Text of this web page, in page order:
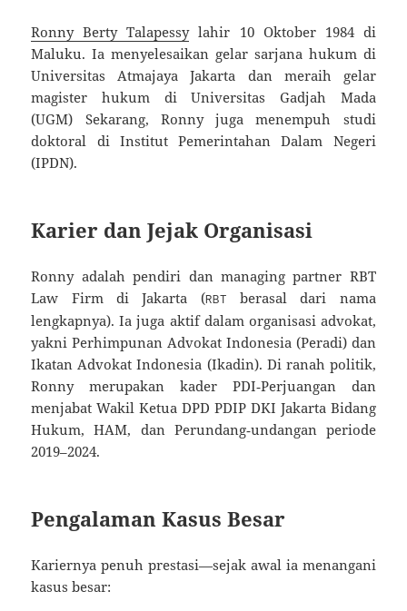
Ronny Berty Talapessylahir 10 Oktober 1984 di
Maluku. Ia menyelesaikan gelar sarjana hukum di
Universitas Atmajaya Jakarta dan meraih gelar
magister hukum di Universitas Gadjah Mada
(UGM)
Sekarang, Ronny juga menempuh studi
doktoral di Institut Pemerintahan Dalam Negeri
(IPDN).
Karier dan Jejak Organisasi
Ronny adalah pendiri dan managing partner RBT
Law Firm di Jakarta (RBT
berasal dari nama
lengkapnya). Ia juga aktif dalam organisasi advokat,
yakni Perhimpunan Advokat Indonesia (Peradi) dan
Ikatan Advokat Indonesia (Ikadin). Di ranah politik,
Ronny merupakan kader PDI‑Perjuangan dan
menjabat Wakil Ketua DPD PDIP DKI Jakarta Bidang
Hukum, HAM, dan Perundang‑undangan periode
2019–2024.
Pengalaman Kasus Besar
Kariernya penuh prestasi—sejak awal ia menangani
kasus besar: